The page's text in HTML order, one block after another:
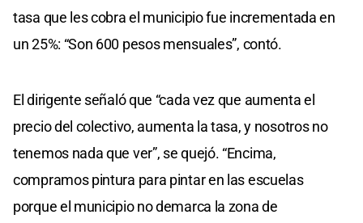
tasa que les cobra el municipio fue incrementada en
un 25%: “Son 600 pesos mensuales”, contó.
El dirigente señaló que “cada vez que aumenta el
precio del colectivo, aumenta la tasa, y nosotros no
tenemos nada que ver”, se quejó. “Encima,
compramos pintura para pintar en las escuelas
porque el municipio no demarca la zona de